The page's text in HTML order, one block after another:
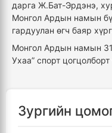
дарга Ж.Бат-Эрдэнэ,
Монгол Ардын намын
гардуулан өгч баяр
Монгол Ардын намын
Ухаа” спорт
Зургийн